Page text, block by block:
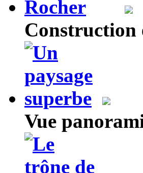
Construction
Vue